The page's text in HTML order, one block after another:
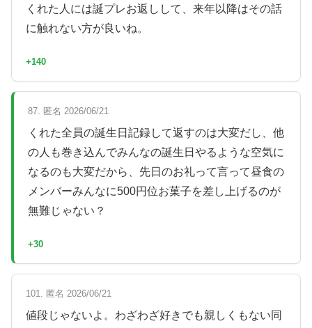
くれた人には誕プレお返しして、来年以降はその話
に触れない方が良いね。
+140
87. 匿名 2026/06/21
くれた全員の誕生日記録して返すのは大変だし、他
の人も巻き込んでみんなの誕生日やるような空気に
なるのも大変だから、先日のお礼って言って昼食の
メンバーみんなに500円位お菓子を差し上げるのが
無難じゃない？
+30
101. 匿名 2026/06/21
値段じゃないよ。わざわざ好きでも親しくもない同